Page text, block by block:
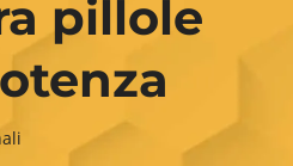
pillole